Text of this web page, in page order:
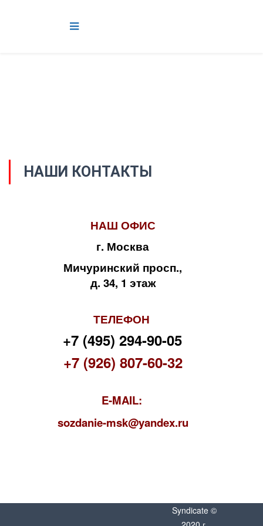
НАШИ КОНТАКТЫ
НАШ ОФИС
г. Москва
Мичуринский просп.,
д. 34, 1 этаж
ТЕЛЕФОН
+7 (495) 294-90-05
+7 (926) 807-60-32
E-MAIL:
sozdanie-msk@yandex.ru
Syndicate ©